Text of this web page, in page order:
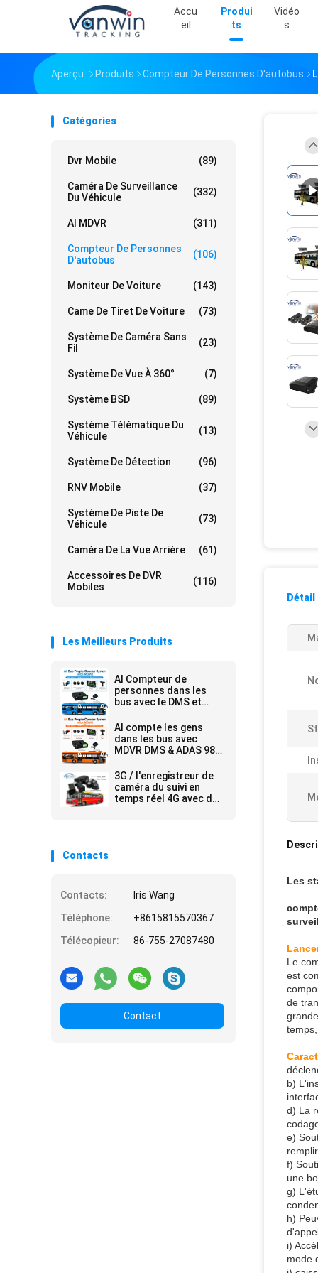
Accu
Eil
Produi
Ts
Vidéo
S
Aperçu Produits Compteur De Personnes D'autobus
Catégories
Dvr Mobile (89)
Caméra De Surveillance
Du Véhicule
(332)
AI MDVR (311)
Compteur De Personnes
D'autobus
(106)
Moniteur De Voiture (143)
Came De Tiret De Voiture (73)
Système De Caméra Sans
Fil
(23)
Système De Vue À 360° (7)
Système BSD (89)
Système Télématique Du
Véhicule
(13)
Système De Détection (96)
RNV Mobile (37)
Système De Piste De
Véhicule
(73)
Caméra De La Vue Arrière (61)
Accessoires De DVR
Mobiles
(116)
Les Meilleurs Produits
AI Compteur de
personnes dans les
bus avec le DMS et
temps réel du
personnel et système
de sécurité de la flotte.
AI compte les gens
dans les bus avec
MDVR DMS & ADAS 98-
le comptage du
personnel
3G / l'enregistreur de
caméra du suivi en
temps réel 4G avec des
Contacts
Contacts:
Iris Wang
Téléphone:
+8615815570367
Télécopieur:
86-755-27087480
Contact
Les
Le
est
de
b)
d) La
e)
f)
une
g)
h)
i)
mode